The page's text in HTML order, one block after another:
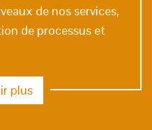
de nos services,
de processus et
plus